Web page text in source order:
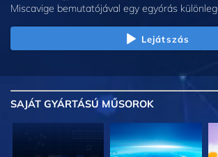
Miscavige bemutatójával egy egyórás
Lejátszás
SAJÁT GYÁRTÁSÚ MŰSOROK